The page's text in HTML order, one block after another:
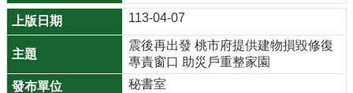
市
政
信
箱
113-04-07
震後再出發 桃市府提供建物損毀修復
專責窗口 助災戶重整家園
秘書室